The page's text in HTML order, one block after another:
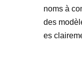
noms à
des
es